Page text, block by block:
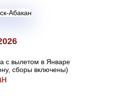
с вылетом в Январе
сборы включены)